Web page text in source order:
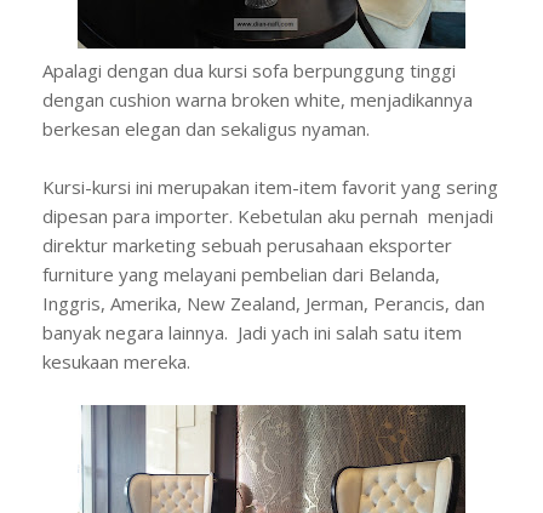
Apalagi dengan dua kursi sofa berpunggung tinggi
dengan cushion warna broken white, menjadikannya
berkesan elegan dan sekaligus nyaman.
Kursi-kursi ini merupakan item-item favorit yang sering
dipesan para importer. Kebetulan aku pernah menjadi
direktur marketing sebuah perusahaan eksporter
furniture yang melayani pembelian dari Belanda,
Inggris, Amerika, New Zealand, Jerman, Perancis, dan
banyak negara lainnya. Jadi yach ini salah satu item
kesukaan mereka.